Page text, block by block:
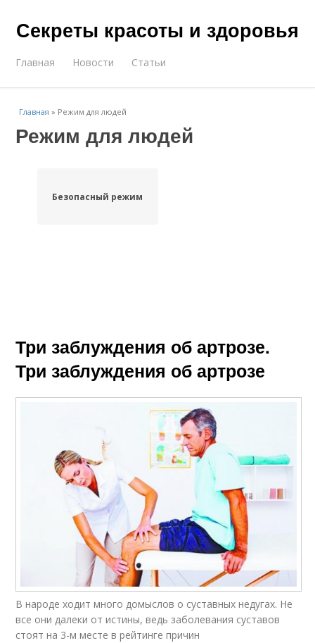
Секреты красоты и здоровья
Главная Новости Статьи
Главная » Режим для людей
Режим для людей
Безопасный режим
Три заблуждения об артрозе.
Три заблуждения об артрозе
В народе ходит много домыслов о сус­тавных недугах. Не
все они далеки от истины, ведь заболевания суставов
стоят на 3-м месте в рейтинге причин